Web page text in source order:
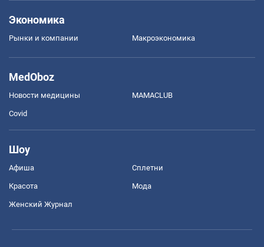
Экономика
Рынки и компании Mакроэкономика
MedOboz
Новости медицины MAMACLUB
Covid
Шоу
Афиша Сплетни
Красота Мода
Женский Журнал